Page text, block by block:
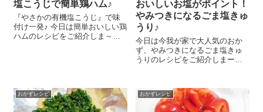
塩こうじで簡単鶏ハム♪
『やさかの有機塩こうじ』で味
付け一発♪ 今日は簡単おいしい鶏
ハムのレシピをご紹介しま～す
おいしいお塩がポイント！
やみつきになるごま塩きゅ
うり♪
今日は今我が家で大人気のおか
ず、やみつきになるごま塩きゅ
うりのレシピをご紹介しまーす
間になくなってしまいました
(*^^)v 混ぜるだけですごく簡単な
んだけど、すごーくおいしいの
おかずレシピ おかずレシピ